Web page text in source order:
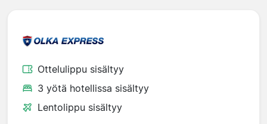
Ottelulippu sisältyy
3 yötä hotellissa sisältyy
Lentolippu sisältyy